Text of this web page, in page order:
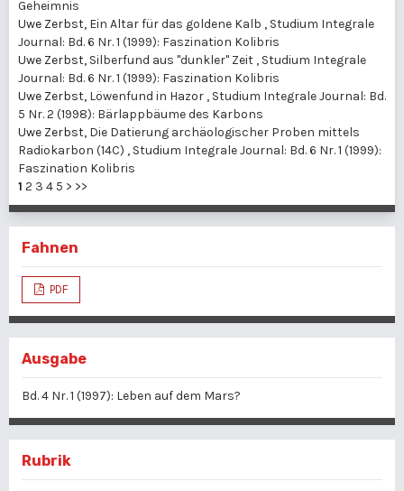
Geheimnis
Uwe Zerbst, Ein Altar für das goldene Kalb , Studium Integrale
Journal: Bd. 6 Nr. 1 (1999): Faszination Kolibris
Uwe Zerbst, Silberfund aus "dunkler" Zeit , Studium Integrale
Journal: Bd. 6 Nr. 1 (1999): Faszination Kolibris
Uwe Zerbst, Löwenfund in Hazor , Studium Integrale Journal: Bd.
5 Nr. 2 (1998): Bärlappbäume des Karbons
Uwe Zerbst, Die Datierung archäologischer Proben mittels
Radiokarbon (14C) , Studium Integrale Journal: Bd. 6 Nr. 1 (1999):
Faszination Kolibris
1 2 3 4 5 > >>
Fahnen
PDF
Ausgabe
Bd. 4 Nr. 1 (1997): Leben auf dem Mars?
Rubrik